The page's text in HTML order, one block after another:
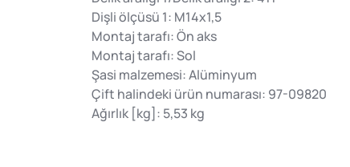
Dişli ölçüsü 1: M14x1,5
Montaj tarafı: Ön aks
Montaj tarafı: Sol
Şasi malzemesi: Alüminyum
Çift halindeki ürün numarası: 97-09820
Ağırlık [kg]: 5,53 kg